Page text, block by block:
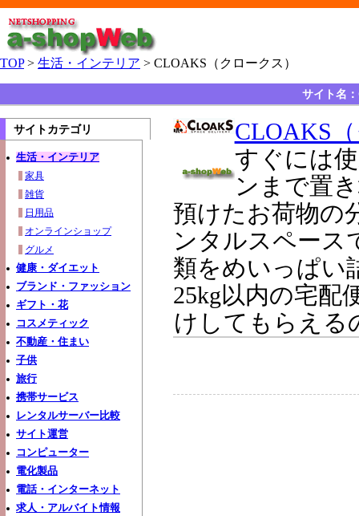
TOP> 生活・インテリア > CLOAKS（クロークス）
サイト名
サイトカテゴリ
生活・インテリア
家具
雑貨
日用品
オンラインショップ
グルメ
健康・ダイエット
ブランド・ファッション
ギフト・花
コスメティック
不動産・住まい
子供
旅行
携帯サービス
レンタルサーバー比較
サイト運営
コンピューター
電化製品
電話・インターネット
求人・アルバイト情報
CLOAKS
すぐには
ンまで置
預けたお荷物の
ンタルスペース
類をめいっぱい
25kg以内の宅配
けしてもらえる